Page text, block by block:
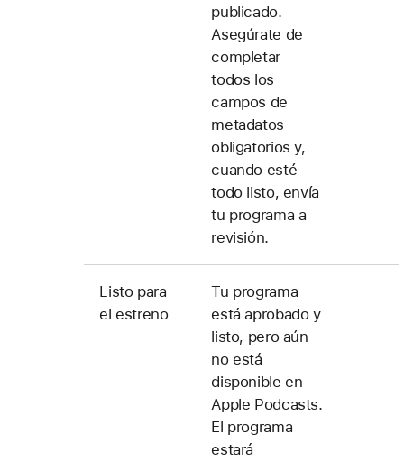
publicado.
Asegúrate de
completar
todos los
campos de
metadatos
obligatorios y,
cuando esté
todo listo, envía
tu programa a
revisión.
Listo para
el estreno
Tu programa
está aprobado y
listo, pero aún
no está
disponible en
Apple Podcasts.
El programa
estará